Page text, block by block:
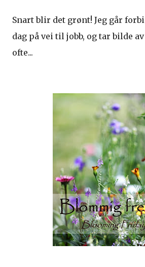
Snart blir det grønt! Jeg går
dag på vei til jobb, og tar bilde
ofte...